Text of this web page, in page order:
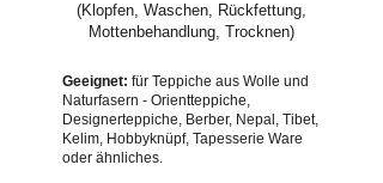
(Klopfen, Waschen, Rückfettung,
Mottenbehandlung, Trocknen)
Geeignet: für Teppiche aus Wolle und
Naturfasern - Orientteppiche,
Designerteppiche, Berber, Nepal, Tibet,
Kelim, Hobbyknüpf, Tapesserie Ware
oder ähnliches.